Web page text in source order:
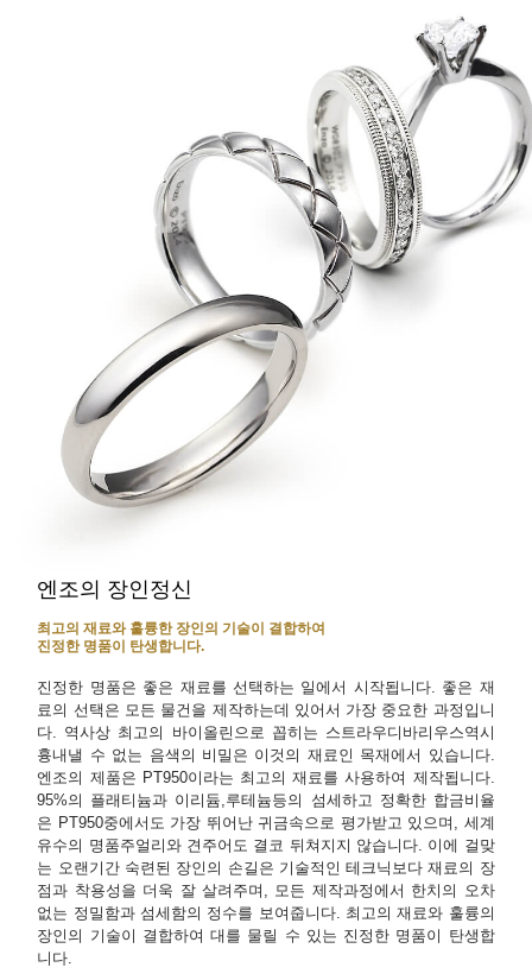
엔조의 장인정신
최고의 재료와 훌륭한 장인의 기술이 결합하여
진정한 명품이 탄생합니다.
진정한 명품은 좋은 재료를 선택하는 일에서 시작됩니다. 좋은 재
료의 선택은 모든 물건을 제작하는데 있어서 가장 중요한 과정입니
다. 역사상 최고의 바이올린으로 꼽히는 스트라우디바리우스역시
흉내낼 수 없는 음색의 비밀은 이것의 재료인 목재에서 있습니다.
엔조의 제품은 PT950이라는 최고의 재료를 사용하여 제작됩니다.
95%의 플래티늄과 이리듐,루테늄등의 섬세하고 정확한 합금비율
은 PT950중에서도 가장 뛰어난 귀금속으로 평가받고 있으며, 세계
유수의 명품주얼리와 견주어도 결코 뒤쳐지지 않습니다. 이에 걸맞
는 오랜기간 숙련된 장인의 손길은 기술적인 테크닉보다 재료의 장
점과 착용성을 더욱 잘 살려주며, 모든 제작과정에서 한치의 오차
없는 정밀함과 섬세함의 정수를 보여줍니다. 최고의 재료와 훌륭의
장인의 기술이 결합하여 대를 물릴 수 있는 진정한 명품이 탄생합
니다.